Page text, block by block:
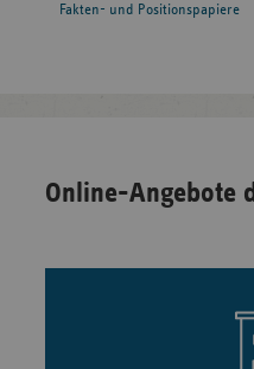
Fakten- und Positionspapiere
Online-Angebote